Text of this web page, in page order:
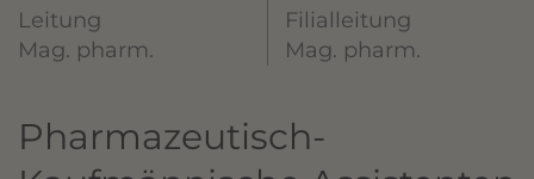
Leitung
Mag. pharm.
Filialleitung
Mag. pharm.
Pharmazeutisch-